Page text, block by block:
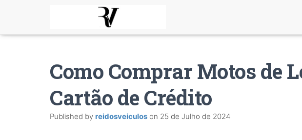
Como Comprar Motos de
Cartão de Crédito
Published by reidosveiculos on 25 de Julho de 2024